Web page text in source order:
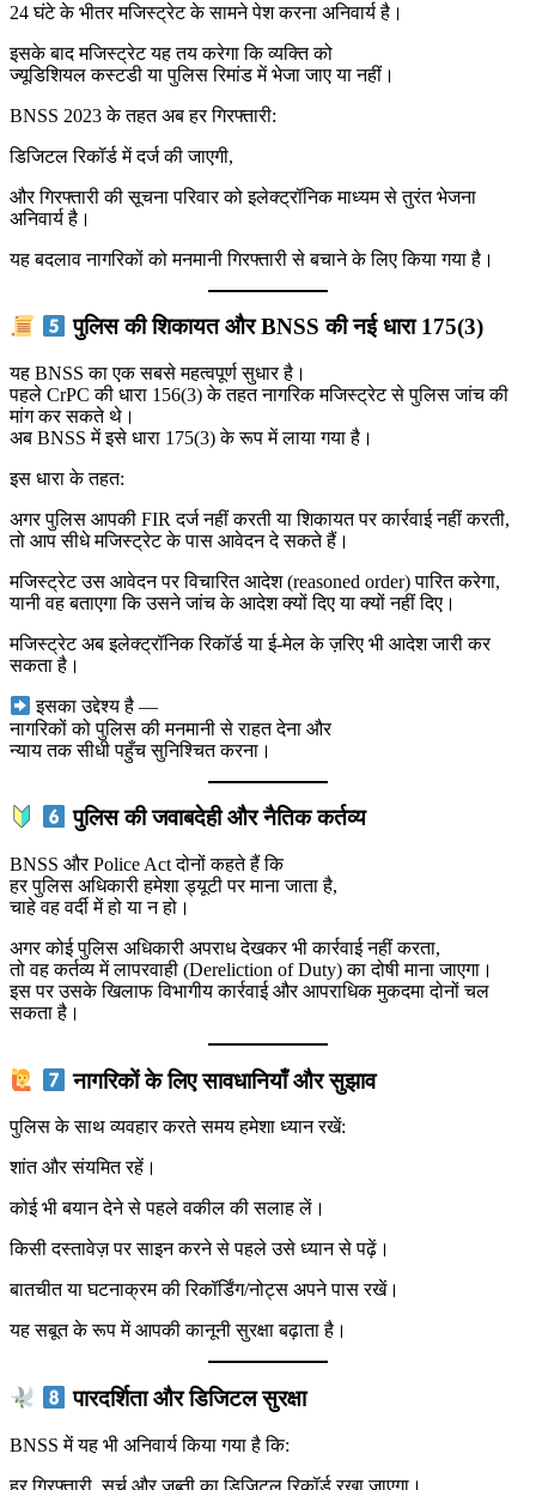
24 घंटे के भीतर मजिस्ट्रेट के सामने पेश करना अनिवार्य है।
इसके बाद मजिस्ट्रेट यह तय करेगा कि व्यक्ति को
ज्यूडिशियल कस्टडी या पुलिस रिमांड में भेजा जाए या नहीं।
BNSS 2023 के तहत अब हर गिरफ्तारी:
डिजिटल रिकॉर्ड में दर्ज की जाएगी,
और गिरफ्तारी की सूचना परिवार को इलेक्ट्रॉनिक माध्यम से तुरंत भेजना
अनिवार्य है।
यह बदलाव नागरिकों को मनमानी गिरफ्तारी से बचाने के लिए किया गया है।
पुलिस की शिकायत और BNSS की नई धारा 175(3)
यह BNSS का एक सबसे महत्वपूर्ण सुधार है।
पहले CrPC की धारा 156(3) के तहत नागरिक मजिस्ट्रेट से पुलिस जांच की
मांग कर सकते थे।
अब BNSS में इसे धारा 175(3) के रूप में लाया गया है।
इस धारा के तहत:
अगर पुलिस आपकी FIR दर्ज नहीं करती या शिकायत पर कार्रवाई नहीं करती,
तो आप सीधे मजिस्ट्रेट के पास आवेदन दे सकते हैं।
मजिस्ट्रेट उस आवेदन पर विचारित आदेश (reasoned order) पारित करेगा,
यानी वह बताएगा कि उसने जांच के आदेश क्यों दिए या क्यों नहीं दिए।
मजिस्ट्रेट अब इलेक्ट्रॉनिक रिकॉर्ड या ई-मेल के ज़रिए भी आदेश जारी कर
सकता है।
इसका उद्देश्य है —
नागरिकों को पुलिस की मनमानी से राहत देना और
न्याय तक सीधी पहुँच सुनिश्चित करना।
पुलिस की जवाबदेही और नैतिक कर्तव्य
BNSS और Police Act दोनों कहते हैं कि
हर पुलिस अधिकारी हमेशा ड्यूटी पर माना जाता है,
चाहे वह वर्दी में हो या न हो।
अगर कोई पुलिस अधिकारी अपराध देखकर भी कार्रवाई नहीं करता,
तो वह कर्तव्य में लापरवाही (Dereliction of Duty) का दोषी माना जाएगा।
इस पर उसके खिलाफ विभागीय कार्रवाई और आपराधिक मुकदमा दोनों चल
सकता है।
नागरिकों के लिए सावधानियाँ और सुझाव
पुलिस के साथ व्यवहार करते समय हमेशा ध्यान रखें:
शांत और संयमित रहें।
कोई भी बयान देने से पहले वकील की सलाह लें।
किसी दस्तावेज़ पर साइन करने से पहले उसे ध्यान से पढ़ें।
बातचीत या घटनाक्रम की रिकॉर्डिंग/नोट्स अपने पास रखें।
यह सबूत के रूप में आपकी कानूनी सुरक्षा बढ़ाता है।
पारदर्शिता और डिजिटल सुरक्षा
BNSS में यह भी अनिवार्य किया गया है कि:
हर गिरफ्तारी, सर्च और जब्ती का डिजिटल रिकॉर्ड रखा जाएगा।